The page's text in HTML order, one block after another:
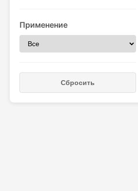
Применение
Сбросить